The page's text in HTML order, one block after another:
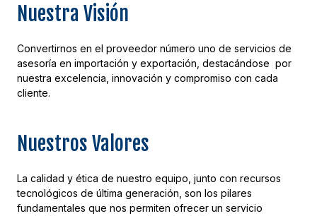
Nuestra Visión
Convertirnos en el proveedor número uno de servicios de
asesoría en importación y exportación, destacándose por
nuestra excelencia, innovación y compromiso con cada
cliente.
Nuestros Valores
La calidad y ética de nuestro equipo, junto con recursos
tecnológicos de última generación, son los pilares
fundamentales que nos permiten ofrecer un servicio